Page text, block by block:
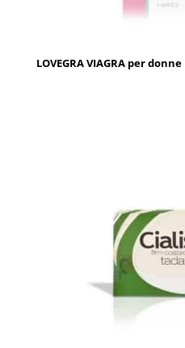
LOVEGRA VIAGRA per donne